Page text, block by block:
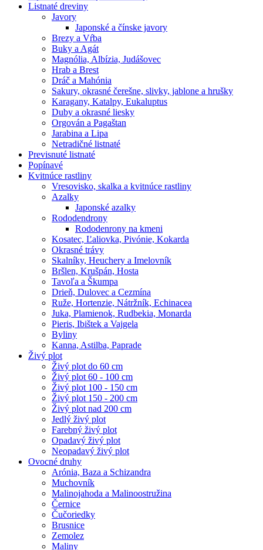
Listnaté dreviny
Javory
Japonské a čínske javory
Brezy a Vŕba
Buky a Agát
Magnólia, Albízia, Judášovec
Hrab a Brest
Dráč a Mahónia
Sakury, okrasné čerešne, slivky, jablone a hrušky
Karagany, Katalpy, Eukaluptus
Duby a okrasné liesky
Orgován a Pagaštan
Jarabina a Lipa
Netradičné listnaté
Previsnuté listnaté
Popínavé
Kvitnúce rastliny
Vresovisko, skalka a kvitnúce rastliny
Azalky
Japonské azalky
Rododendrony
Rododenrony na kmeni
Kosatec, Ľaliovka, Pivónie, Kokarda
Okrasné trávy
Skalníky, Heuchery a Imelovník
Bršlen, Krušpán, Hosta
Tavoľa a Škumpa
Drieň, Dulovec a Cezmína
Ruže, Hortenzie, Nátržník, Echinacea
Juka, Plamienok, Rudbekia, Monarda
Pieris, Ibištek a Vajgela
Byliny
Kanna, Astilba, Paprade
Živý plot
Živý plot do 60 cm
Živý plot 60 - 100 cm
Živý plot 100 - 150 cm
Živý plot 150 - 200 cm
Živý plot nad 200 cm
Jedlý živý plot
Farebný živý plot
Opadavý živý plot
Neopadavý živý plot
Ovocné druhy
Arónia, Baza a Schizandra
Muchovník
Malinojahoda a Malinoostružina
Černice
Čučoriedky
Brusnice
Zemolez
Maliny